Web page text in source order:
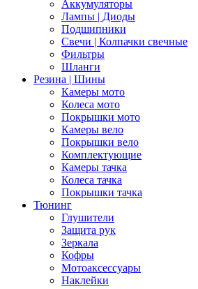
Аккумуляторы
Лампы | Диоды
Подшипники
Свечи | Колпачки свечные
Фильтры
Шланги
Резина | Шины
Камеры мото
Колеса мото
Покрышки мото
Камеры вело
Покрышки вело
Комплектующие
Камеры тачка
Колеса тачка
Покрышки тачка
Тюнинг
Глушители
Защита рук
Зеркала
Кофры
Мотоаксессуары
Наклейки